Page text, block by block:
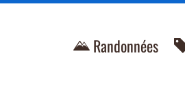
Randonnées